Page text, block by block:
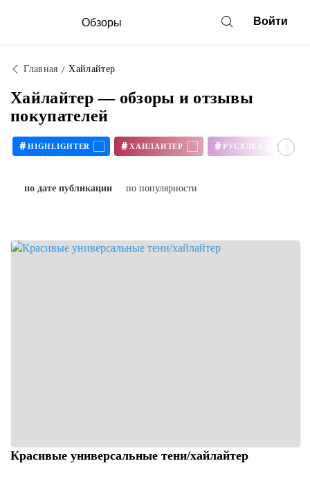
Обзоры Войти
Главная Хайлайтер
Хайлайтер — обзоры и отзывы
покупателей
# HIGHLIGHTER # ХАЙЛАЙТЕР # РУСАЛКА #
по дате публикации по популярности
Красивые универсальные тени/хайлайтер